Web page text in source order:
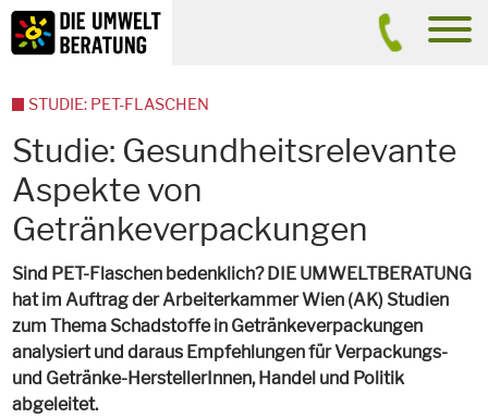
Inhalt
Suche
Studie: Gesundheitsrelevante
Aspekte von
Getränkeverpackungen
Sind PET-Flaschen bedenklich? DIE UMWELTBERATUNG
hat im Auftrag der Arbeiterkammer Wien (AK) Studien
zum Thema Schadstoffe in Getränkeverpackungen
analysiert und daraus Empfehlungen für Verpackungs-
und Getränke-HerstellerInnen, Handel und Politik
abgeleitet.
STUDIE: PET-FLASCHEN